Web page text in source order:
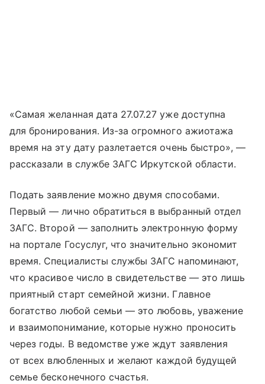
«Самая желанная дата 27.07.27 уже доступна
для бронирования. Из-за огромного ажиотажа
время на эту дату разлетается очень быстро», —
рассказали в службе ЗАГС Иркутской области.
Подать заявление можно двумя способами.
Первый — лично обратиться в выбранный отдел
ЗАГС. Второй — заполнить электронную форму
на портале Госуслуг, что значительно экономит
время. Специалисты службы ЗАГС напоминают,
что красивое число в свидетельстве — это лишь
приятный старт семейной жизни. Главное
богатство любой семьи — это любовь, уважение
и взаимопонимание, которые нужно проносить
через годы. В ведомстве уже ждут заявления
от всех влюбленных и желают каждой будущей
семье бесконечного счастья.